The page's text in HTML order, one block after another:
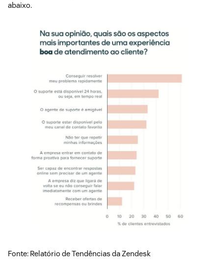
abaixo.
Fonte: Relatório de Tendências da Zendesk